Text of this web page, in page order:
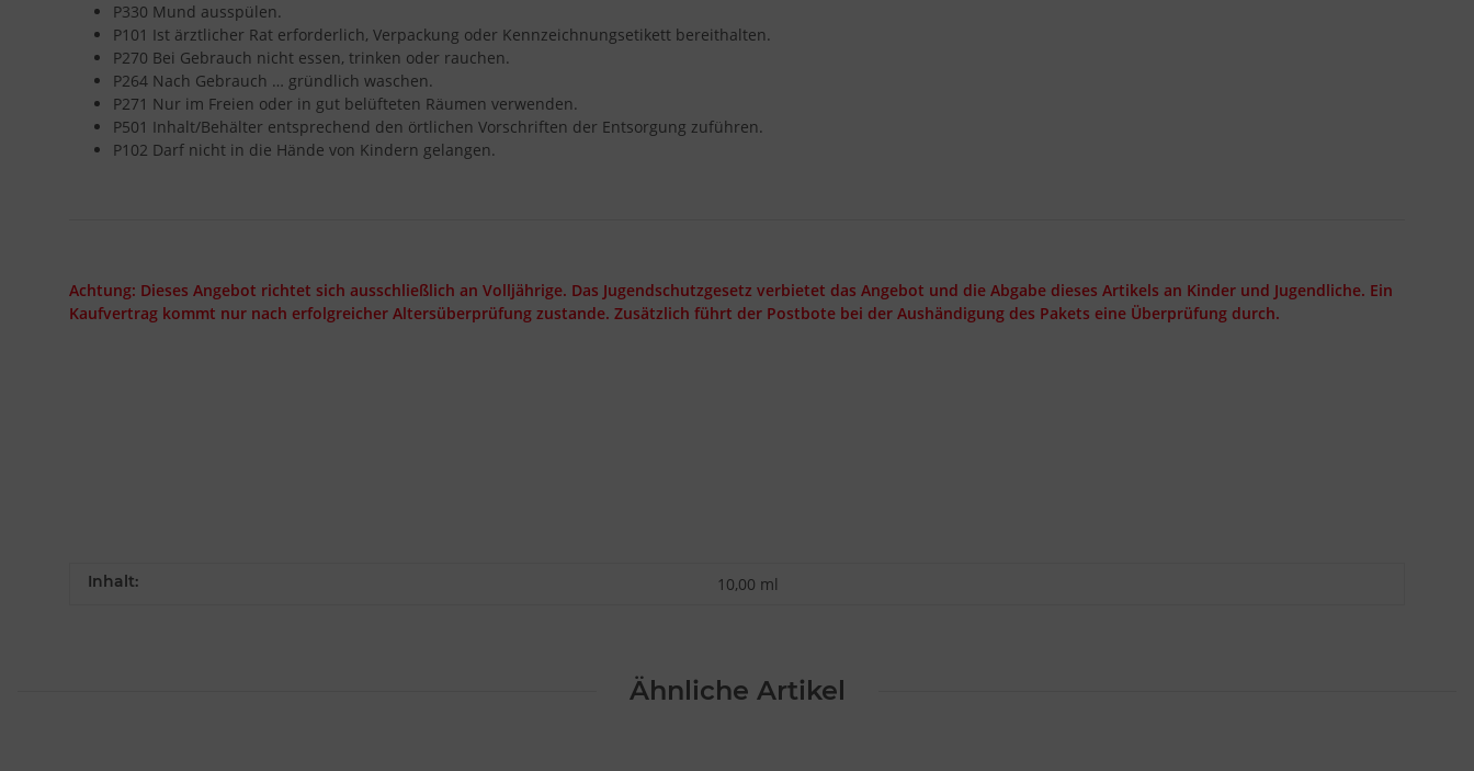
P330 Mund ausspülen.
P101 Ist ärztlicher Rat erforderlich, Verpackung oder Kennzeichnungsetikett bereithalten.
P270 Bei Gebrauch nicht essen, trinken oder rauchen.
P264 Nach Gebrauch … gründlich waschen.
P271 Nur im Freien oder in gut belüfteten Räumen verwenden.
P501 Inhalt/Behälter entsprechend den örtlichen Vorschriften der Entsorgung zuführen.
P102 Darf nicht in die Hände von Kindern gelangen.
Achtung: Dieses Angebot richtet sich ausschließlich an Volljährige. Das Jugendschutzgesetz verbietet das Angebot und die Abgabe dieses Artikels an Kinder und Jugendliche. Ein
Kaufvertrag kommt nur nach erfolgreicher Altersüberprüfung zustande. Zusätzlich führt der Postbote bei der Aushändigung des Pakets eine Überprüfung durch.
Inhalt: 10,00 ml
Ähnliche Artikel